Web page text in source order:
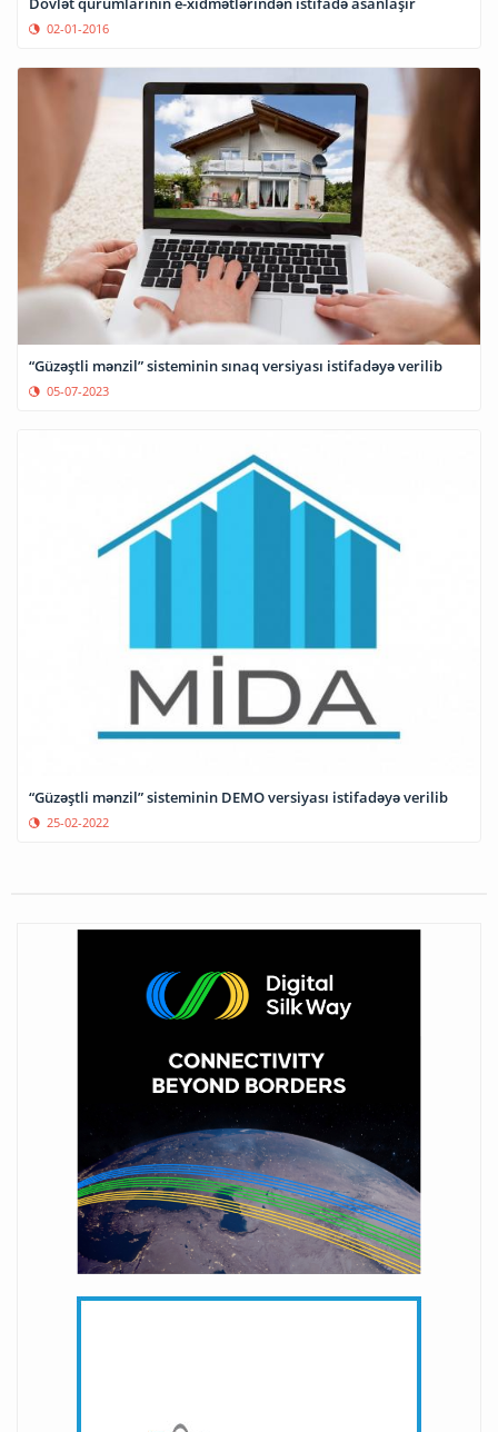
02-01-2016
“Güzəştli mənzil” sisteminin sınaq versiyası istifadəyə verilib
05-07-2023
“Güzəştli mənzil” sisteminin DEMO versiyası istifadəyə verilib
25-02-2022